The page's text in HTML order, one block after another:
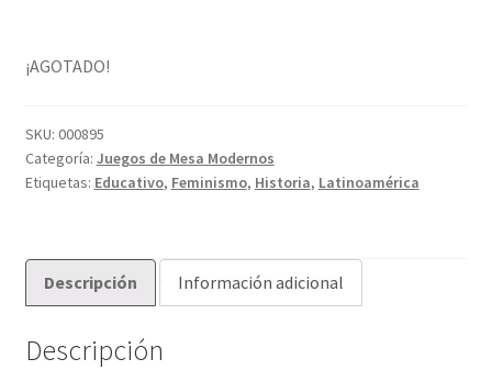
¡AGOTADO!
SKU: 000895
Categoría: Juegos de Mesa Modernos
Etiquetas: Educativo, Feminismo, Historia, Latinoamérica
Descripción Información adicional
Descripción